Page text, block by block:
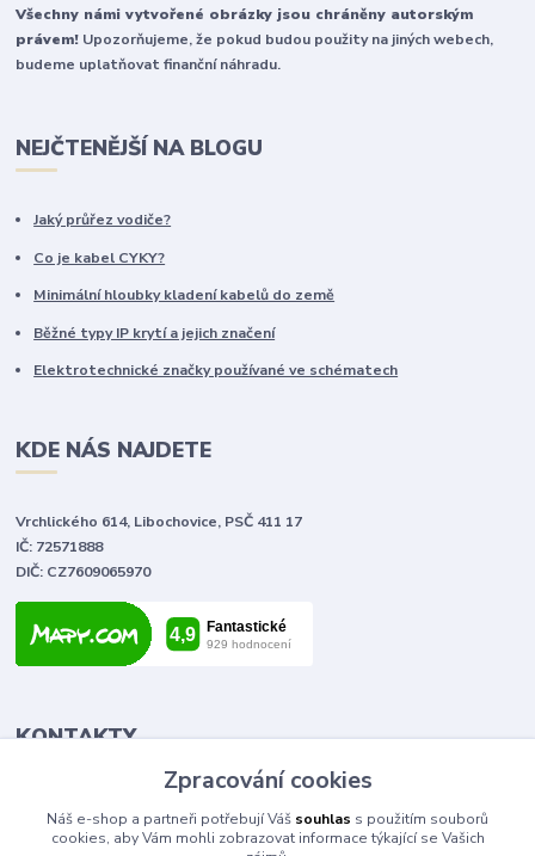
Všechny námi vytvořené obrázky jsou chráněny autorským
právem! Upozorňujeme, že pokud budou použity na jiných webech,
budeme uplatňovat finanční náhradu.
NEJČTENĚJŠÍ NA BLOGU
Jaký průřez vodiče?
Co je kabel CYKY?
Minimální hloubky kladení kabelů do země
Běžné typy IP krytí a jejich značení
Elektrotechnické značky používané ve schématech
KDE NÁS NAJDETE
Vrchlického 614, Libochovice, PSČ 411 17
IČ: 72571888
DIČ: CZ7609065970
KONTAKTY
Tomáš Vlček
+420 702 090 443
Zpracování cookies
Náš e-shop a partneři potřebují Váš souhlas s použitím souborů
cookies, aby Vám mohli zobrazovat informace týkající se Vašich